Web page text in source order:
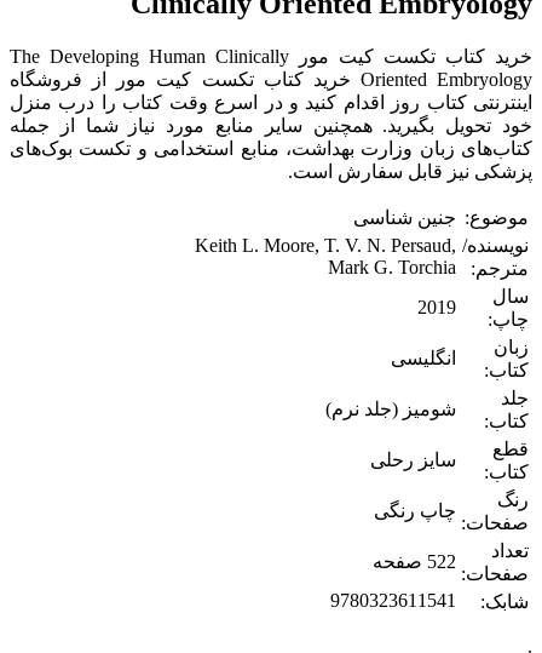
خرید کتاب تکست کیت مور The Developing Human Clinically
Oriented Embryology خرید کتاب تکست کیت مور از فروشگاه
اینترنتی کتاب روز اقدام کنید و در اسرع وقت کتاب را درب منزل
خود تحویل بگیرید. همچنین سایر منابع مورد نیاز شما از جمله
کتاب‌های زبان وزارت بهداشت، منابع استخدامی و تکست بوک‌های
پزشکی نیز قابل سفارش است.
موضوع: جنین شناسی
نویسنده/
مترجم:
Keith L. Moore, T. V. N. Persaud,
Mark G. Torchia
سال
چاپ:
2019
زبان
کتاب:
انگلیسی
جلد
کتاب:
شومیز (جلد نرم)
قطع
کتاب:
سایز رحلی
رنگ
صفحات:
چاپ رنگی
تعداد
صفحات:
522 صفحه
شابک:
9780323611541
.